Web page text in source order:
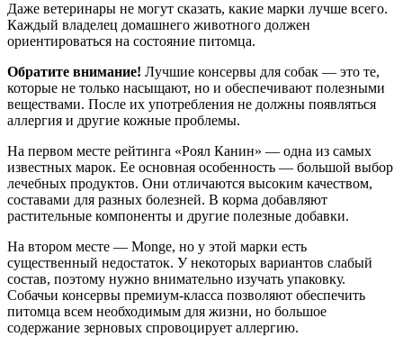
Даже ветеринары не могут сказать, какие марки лучше всего.
Каждый владелец домашнего животного должен
ориентироваться на состояние питомца.
Обратите внимание! Лучшие консервы для собак — это те,
которые не только насыщают, но и обеспечивают полезными
веществами. После их употребления не должны появляться
аллергия и другие кожные проблемы.
На первом месте рейтинга «Роял Канин» — одна из самых
известных марок. Ее основная особенность — большой выбор
лечебных продуктов. Они отличаются высоким качеством,
составами для разных болезней. В корма добавляют
растительные компоненты и другие полезные добавки.
На втором месте — Monge, но у этой марки есть
существенный недостаток. У некоторых вариантов слабый
состав, поэтому нужно внимательно изучать упаковку.
Собачьи консервы премиум-класса позволяют обеспечить
питомца всем необходимым для жизни, но большое
содержание зерновых спровоцирует аллергию.